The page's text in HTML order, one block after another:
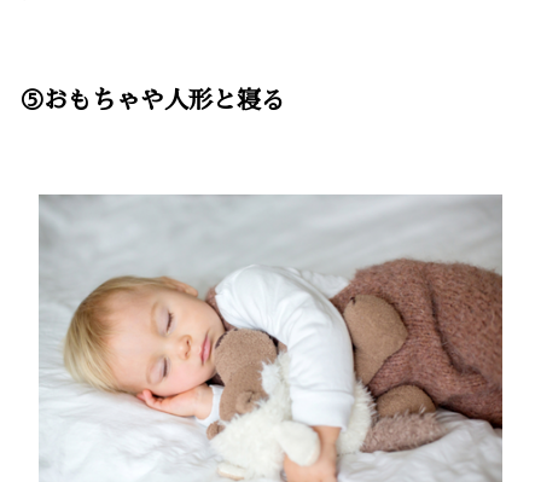
⑤おもちゃや人形と寝る